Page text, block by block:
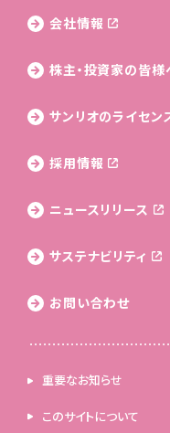
会社情報
株主・投資家の皆様
サンリオのライセン
採用情報
ニュースリリース
サステナビリティ
お問い合わせ
重要なお知らせ
このサイトについて